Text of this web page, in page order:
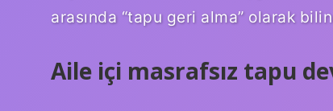
arasında “tapu geri alma” olarak
Aile içi masrafsız tapu